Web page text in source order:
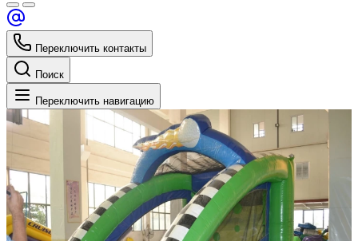
Переключить контакты
Поиск
Переключить навигацию